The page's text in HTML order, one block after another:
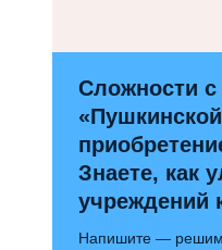
Сложности
Знаете, как
учреждений
Напишите —